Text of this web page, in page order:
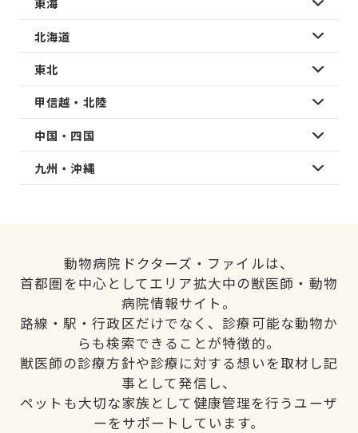
北海道
東北
甲信越・北陸
中国・四国
九州・沖縄
動物病院ドクターズ・ファイルは、
首都圏を中心としてエリア拡大中の獣医師・動物
病院情報サイト。
路線・駅・行政区だけでなく、診療可能な動物か
らも検索できることが特徴的。
獣医師の診療方針や診療に対する想いを取材し記
事として発信し、
ペットも大切な家族として健康管理を行うユーザ
ーをサポートしています。